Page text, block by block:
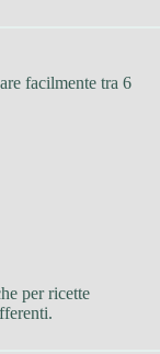
facilmente tra 6
per ricette